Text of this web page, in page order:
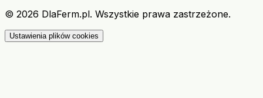
© 2026 DlaFerm.pl. Wszystkie prawa zastrzeżone.
Ustawienia plików cookies